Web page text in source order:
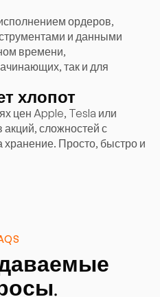
ордеров,
и данными
времени,
так и для
хлопот
цен Apple, Tesla или
сложностей с
Просто, быстро и